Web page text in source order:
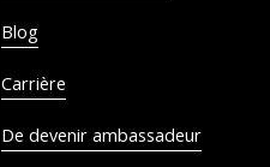
Blog
Carrière
De devenir ambassadeur